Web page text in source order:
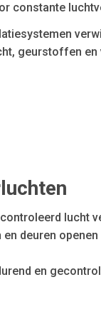
constante
geurstoffen en
lucht
deuren
en